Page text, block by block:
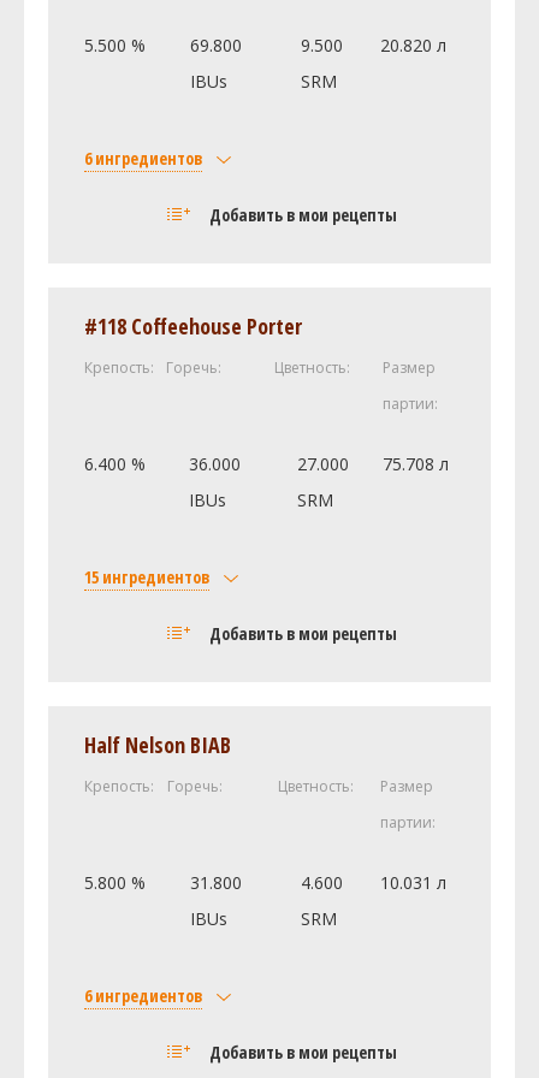
Добавить в мои рецепты
5.500 %
69.800
IBUs
9.500
SRM
20.820 л
6 ингредиентов
Castle Malting Pale Ale
Хмель
Амарилло (Amarillo) 116.22 г
#2112)
Другие ингредиенты
Посмотреть рецепт полностью
Добавить в мои рецепты
#118 Coffeehouse Porter
Крепость: Горечь: Цветность:
Размер
партии:
6.400 %
36.000
IBUs
27.000
SRM
75.708 л
15 ингредиентов
Pale Malt (2 Row) (2.7 SRM)
Brown Malt (65.0 SRM)
Castle Malting - Chocolate 900
0.45 кг
0.23 кг
Дрожжи Добавить в мои рецепты
Half Nelson BIAB
Крепость: Горечь: Цветность:
Размер
партии:
5.800 %
31.800
IBUs
4.600
SRM
10.031 л
6 ингредиентов
Castle Malting Pale Ale